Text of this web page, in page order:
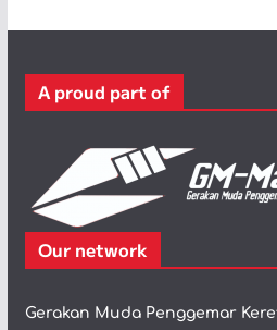
r
A proud part of
Our network
Gerakan Muda Penggemar